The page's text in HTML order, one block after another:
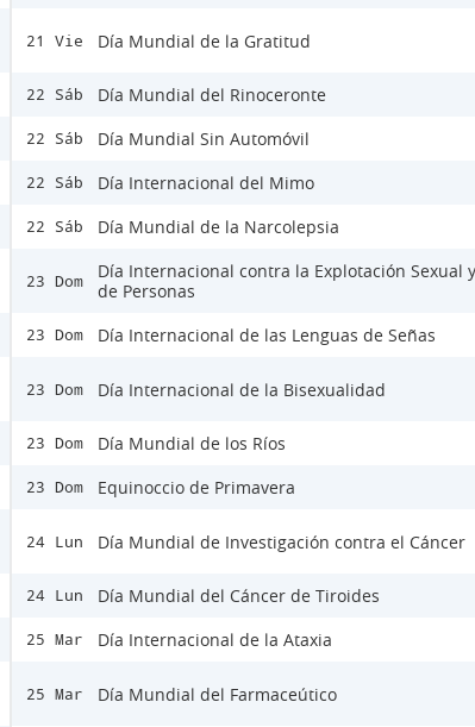
21 Vie Día Mundial de la Gratitud
22 Sáb Día Mundial del Rinoceronte
22 Sáb Día Mundial Sin Automóvil
22 Sáb Día Internacional del Mimo
22 Sáb Día Mundial de la Narcolepsia
23 Dom
Día Internacional contra la Explotación Sexual
de Personas
23 Dom Día Internacional de las Lenguas de Señas
23 Dom Día Internacional de la Bisexualidad
23 Dom Día Mundial de los Ríos
23 Dom Equinoccio de Primavera
24 Lun Día Mundial de Investigación contra el Cáncer
24 Lun Día Mundial del Cáncer de Tiroides
25 Mar Día Internacional de la Ataxia
25 Mar Día Mundial del Farmaceútico